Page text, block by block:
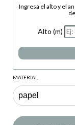
Ingresá el alto y el
Alto (m)
MATERIAL